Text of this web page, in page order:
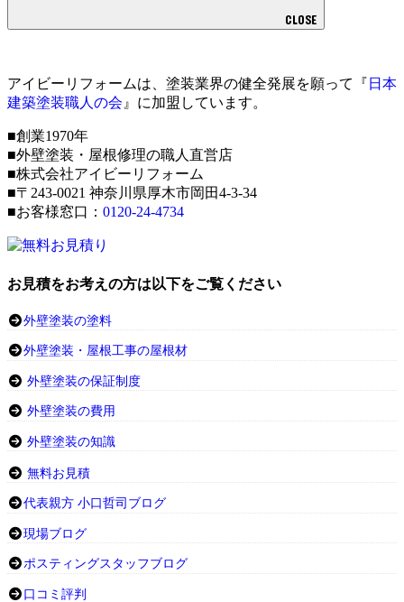
CLOSE
アイビーリフォームは、塗装業界の健全発展を願って『 日本
建築塗装職人の会 』に加盟しています。
■創業1970年
■外壁塗装・屋根修理の職人直営店
■株式会社アイビーリフォーム
■〒243-0021 神奈川県厚木市岡田4-3-34
■お客様窓口： 0120-24-4734
お見積をお考えの方は以下をご覧ください
外壁塗装の塗料
外壁塗装・屋根工事の屋根材
外壁塗装の保証制度
外壁塗装の費用
外壁塗装の知識
無料お見積
代表親方 小口哲司ブログ
現場ブログ
ポスティングスタッフブログ
口コミ評判